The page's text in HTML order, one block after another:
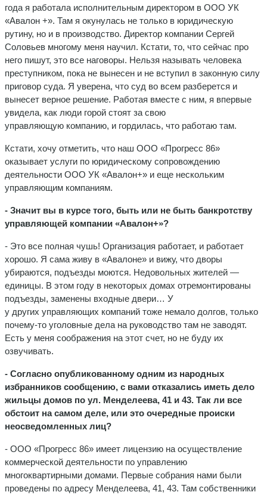
года я работала исполнительным директором в ООО УК
«Авалон +». Там я окунулась не только в юридическую
рутину, но и в производство. Директор компании Сергей
Соловьев многому меня научил. Кстати, то, что сейчас про
него пишут, это все наговоры. Нельзя называть человека
преступником, пока не вынесен и не вступил в законную силу
приговор суда. Я уверена, что суд во всем разберется и
вынесет верное решение. Работая вместе с ним, я впервые
увидела, как люди горой стоят за свою
управляющую компанию, и гордилась, что работаю там.
Кстати, хочу отметить, что наш ООО «Прогресс 86»
оказывает услуги по юридическому сопровождению
деятельности ООО УК «Авалон+» и еще нескольким
управляющим компаниям.
- Значит вы в курсе того, быть или не быть банкротству
управляющей компании «Авалон+»?
- Это все полная чушь! Организация работает, и работает
хорошо. Я сама живу в «Авалоне» и вижу, что дворы
убираются, подъезды моются. Недовольных жителей —
единицы. В этом году в некоторых домах отремонтированы
подъезды, заменены входные двери… У
у других управляющих компаний тоже немало долгов, только
почему-то уголовные дела на руководство там не заводят.
Есть у меня соображения на этот счет, но не буду их
озвучивать.
- Согласно опубликованному одним из народных
избранников сообщению, с вами отказались иметь дело
жильцы домов по ул. Менделеева, 41 и 43. Так ли все
обстоит на самом деле, или это очередные происки
неосведомленных лиц?
- ООО «Прогресс 86» имеет лицензию на осуществление
коммерческой деятельности по управлению
многоквартирными домами. Первые собрания нами были
проведены по адресу Менделеева, 41, 43. Там собственники